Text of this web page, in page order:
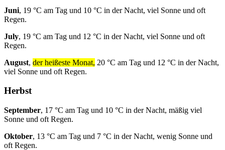
Juni, 19 °C am Tag und 10 °C in der Nacht, viel Sonne und oft
Regen.
July, 19 °C am Tag und 12 °C in der Nacht, viel Sonne und oft
Regen.
August, der heißeste Monat, 20 °C am Tag und 12 °C in der Nacht,
viel Sonne und oft Regen.
Herbst
September, 17 °C am Tag und 10 °C in der Nacht, mäßig viel
Sonne und oft Regen.
Oktober, 13 °C am Tag und 7 °C in der Nacht, wenig Sonne und
oft Regen.